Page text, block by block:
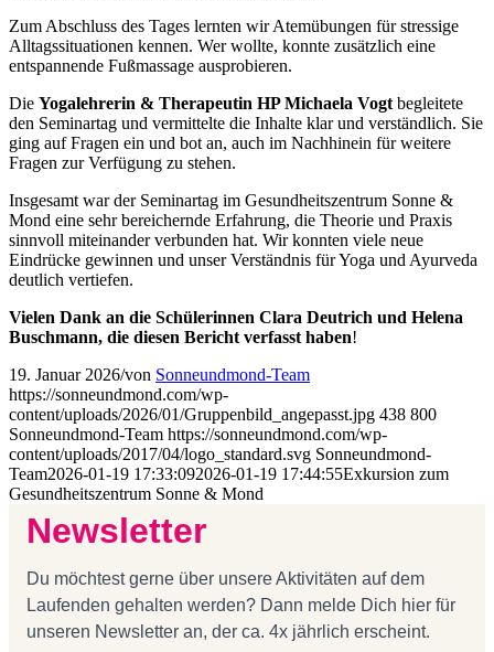
Zum Abschluss des Tages lernten wir Atemübungen für stressige
Alltagssituationen kennen. Wer wollte, konnte zusätzlich eine
entspannende Fußmassage ausprobieren.
Die Yogalehrerin & Therapeutin HP Michaela Vogt begleitete
den Seminartag und vermittelte die Inhalte klar und verständlich. Sie
ging auf Fragen ein und bot an, auch im Nachhinein für weitere
Fragen zur Verfügung zu stehen.
Insgesamt war der Seminartag im Gesundheitszentrum Sonne &
Mond eine sehr bereichernde Erfahrung, die Theorie und Praxis
sinnvoll miteinander verbunden hat. Wir konnten viele neue
Eindrücke gewinnen und unser Verständnis für Yoga und Ayurveda
deutlich vertiefen.
Vielen Dank an die Schülerinnen Clara Deutrich und Helena
Buschmann, die diesen Bericht verfasst haben!
19. Januar 2026/von Sonneundmond-Team
https://sonneundmond.com/wp-
content/uploads/2026/01/Gruppenbild_angepasst.jpg 438 800
Sonneundmond-Team https://sonneundmond.com/wp-
content/uploads/2017/04/logo_standard.svg Sonneundmond-
Team2026-01-19 17:33:092026-01-19 17:44:55Exkursion zum
Gesundheitszentrum Sonne & Mond
Newsletter
Du möchtest gerne über unsere Aktivitäten auf dem
Laufenden gehalten werden? Dann melde Dich hier für
unseren Newsletter an, der ca. 4x jährlich erscheint.